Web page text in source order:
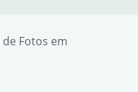
Fotos em